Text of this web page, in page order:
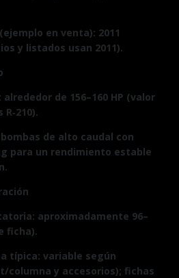
en venta): 2011
y listados usan 2011).
de 156–160 HP (valor
de alto caudal con
para un rendimiento estable
aproximadamente 96–
ficha).
típica: variable según
columna y accesorios); fichas